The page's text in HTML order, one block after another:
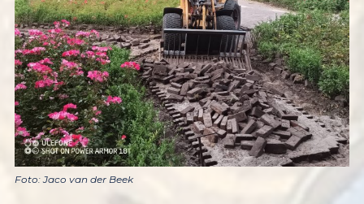
Foto: Jaco van der Beek